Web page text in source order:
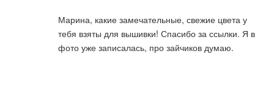
Марина, какие замечательные, свежие цвета у
тебя взяты для вышивки! Спасибо за ссылки. Я в
фото уже записалась, про зайчиков думаю.